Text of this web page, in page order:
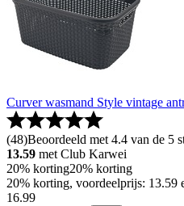
Curver wasmand Style vintage
(48)Beoordeeld met 4.4 van de 5
13.59 met Club Karwei
20% korting20% korting
20% korting, voordeelprijs: 13.59
16.99